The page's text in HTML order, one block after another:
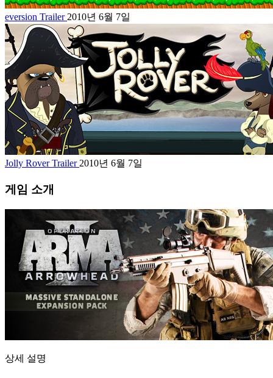
eversion Trailer 2010년 6월 7일
Jolly Rover Trailer 2010년 6월 7일
게임 소개
상세 설명